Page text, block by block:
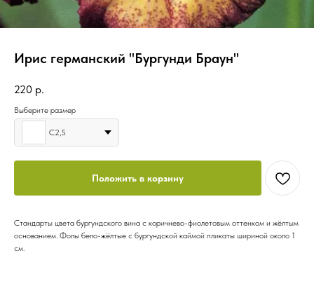
Ирис германский "Бургунди Браун"
220 р.
Выберите размер
C2,5
Положить в корзину
Стандарты цвета бургундского вина с коричнево-фиолетовым оттенком и жёлтым
основанием. Фолы бело-жёлтые с бургундской каймой пликаты шириной около 1
см.